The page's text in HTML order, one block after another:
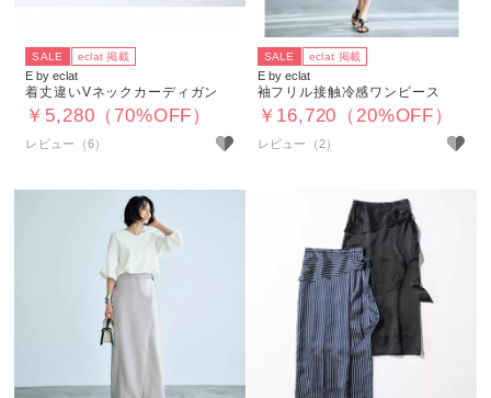
SALE eclat 掲載
E by eclat
着丈違いVネックカーディガン
￥5,280（70%OFF）
レビュー（6）
SALE eclat 掲載
E by eclat
袖フリル接触冷感ワンピース
￥16,720（20%OFF）
レビュー（2）